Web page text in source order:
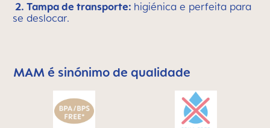
2. Tampa de transporte: higiénica e perfeita para
se deslocar.
Skip MAM Means Quality Icon Bar
MAM é sinónimo de qualidade